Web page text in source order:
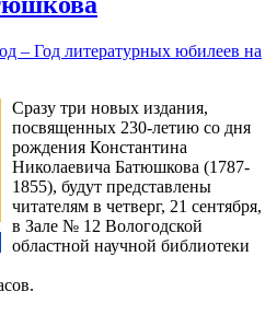
– Год литературных юбилеев на
Сразу три новых издания,
посвященных 230-летию со дня
рождения Константина
Николаевича Батюшкова (1787-
1855), будут представлены
читателям в четверг, 21 сентября,
в Зале № 12 Вологодской
областной научной библиотеки